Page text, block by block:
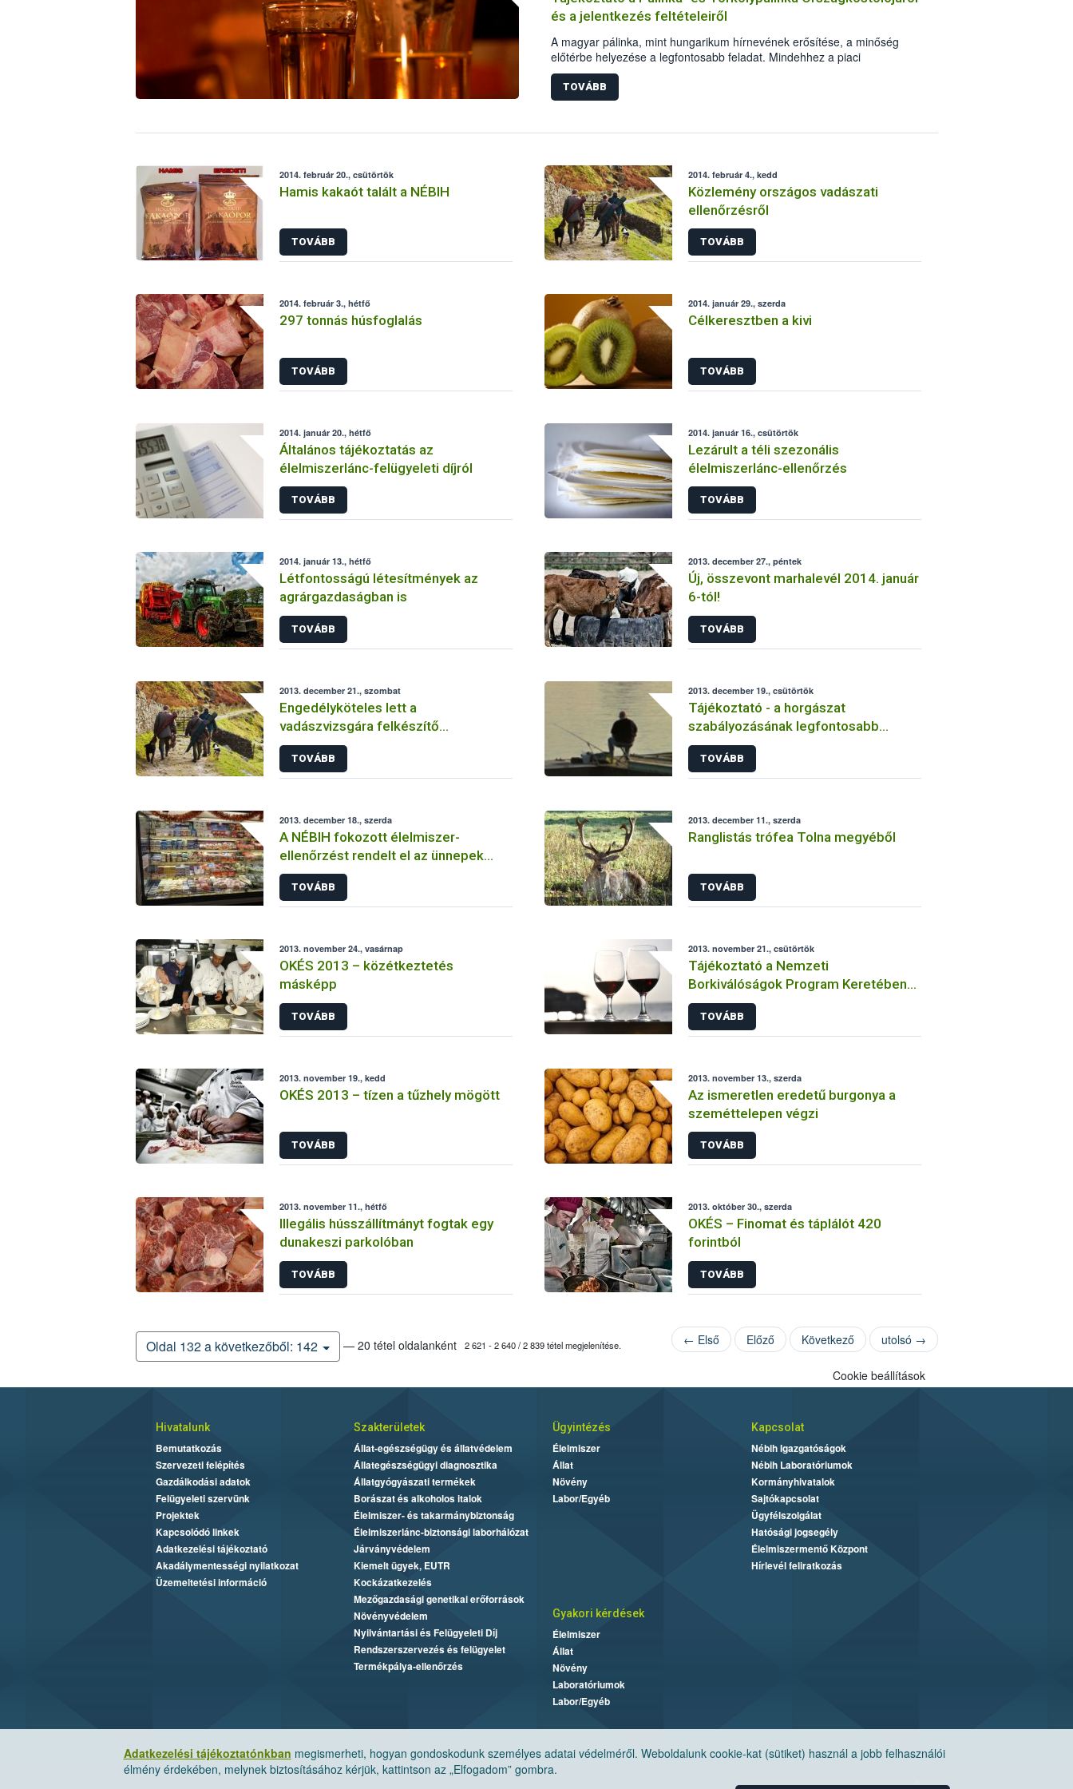
és a jelentkezés feltételeiről
A magyar pálinka, mint hungarikum hírnevének erősítése, a minőség
előtérbe helyezése a legfontosabb feladat. Mindehhez a piaci
igényeknek megfelelő és nem csak technológiájában jó pálinka kell. A
termelőknek is akalmazkodnia kell a piaci igényekhez, a fogyasztói
trendekhez. A verseny nem előállított termékek között zajlik, hanem a
Ezek szellemében hirdeti meg a Hungarikum Bizottság a Pálinka
TOVÁBB
2014. február 20., csütörtök
Hamis kakaót talált a NÉBIH
TOVÁBB
2014. február 4., kedd
Közlemény országos vadászati
ellenőrzésről
TOVÁBB
2014. február 3., hétfő
297 tonnás húsfoglalás
TOVÁBB
2014. január 29., szerda
Célkeresztben a kivi
TOVÁBB
2014. január 20., hétfő
Általános tájékoztatás az
élelmiszerlánc-felügyeleti díjról
TOVÁBB
2014. január 16., csütörtök
Lezárult a téli szezonális
élelmiszerlánc-ellenőrzés
TOVÁBB
2014. január 13., hétfő
Létfontosságú létesítmények az
agrárgazdaságban is
TOVÁBB
2013. december 27., péntek
Új, összevont marhalevél 2014. január
6-tól!
TOVÁBB
2013. december 21., szombat
Engedélyköteles lett a
vadászvizsgára felkészítő
tanfolyamok szervezése
TOVÁBB
2013. december 19., csütörtök
Tájékoztató - a horgászat
szabályozásának legfontosabb
aktuális változásai 2014-ben
TOVÁBB
2013. december 18., szerda
A NÉBIH fokozott élelmiszer-
ellenőrzést rendelt el az ünnepek
előtt
TOVÁBB
2013. december 11., szerda
Ranglistás trófea Tolna megyéből
TOVÁBB
2013. november 24., vasárnap
OKÉS 2013 – közétkeztetés
másképp
TOVÁBB
2013. november 21., csütörtök
Tájékoztató a Nemzeti
Borkiválóságok Program Keretében
megrendezendő vörös és rozé borok
Országkóstolójáról és a jelentkezés
feltételeiről
TOVÁBB
2013. november 19., kedd
OKÉS 2013 – tízen a tűzhely mögött
TOVÁBB
2013. november 13., szerda
Az ismeretlen eredetű burgonya a
szeméttelepen végzi
TOVÁBB
2013. november 11., hétfő
Illegális hússzállítmányt fogtak egy
dunakeszi parkolóban
TOVÁBB
2013. október 30., szerda
OKÉS – Finomat és táplálót 420
forintból
TOVÁBB
Oldal 132 a következőből: 142 — 20 tétel oldalanként 2 621 - 2 640 / 2 839 tétel megjelenítése. ← Első Előző Következő utolsó →
Adatkezelési tájékoztatónkban megismerheti, hogyan gondoskodunk személyes adatai védelméről. Weboldalunk cookie-kat (sütiket) használ a jobb felhasználói
élmény érdekében, melynek biztosításához kérjük, kattintson az „Elfogadom” gombra.
Cookie beállítások
Hivatalunk
Bemutatkozás
Szervezeti felépítés
Gazdálkodási adatok
Felügyeleti szervünk
Projektek
Kapcsolódó linkek
Adatkezelési tájékoztató
Akadálymentességi nyilatkozat
Üzemeltetési információ
Szakterületek
Állat-egészségügy és állatvédelem
Állategészségügyi diagnosztika
Állatgyógyászati termékek
Borászat és alkoholos italok
Élelmiszer- és takarmánybiztonság
Élelmiszerlánc-biztonsági laborhálózat
Járványvédelem
Kiemelt ügyek, EUTR
Kockázatkezelés
Mezőgazdasági genetikai erőforrások
Növényvédelem
Nyilvántartási és Felügyeleti Díj
Rendszerszervezés és felügyelet
Termékpálya-ellenőrzés
Ügyintézés
Élelmiszer
Állat
Növény
Labor/Egyéb
Kapcsolat
Nébih Igazgatóságok
Nébih Laboratóriumok
Kormányhivatalok
Sajtókapcsolat
Ügyfélszolgálat
Hatósági jogsegély
Élelmiszermentő Központ
Hírlevél feliratkozás
Gyakori kérdések
Élelmiszer
Állat
Növény
Laboratóriumok
Labor/Egyéb